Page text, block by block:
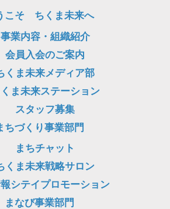
こそ ちくま未来へ
事業内容・組織紹介
会員入会のご案内
くま未来メディア部
ま未来ステーション
スタッフ募集
ちづくり事業部門
まちチャット
くま未来戦略サロン
シテイプロモーション
まなび事業部門